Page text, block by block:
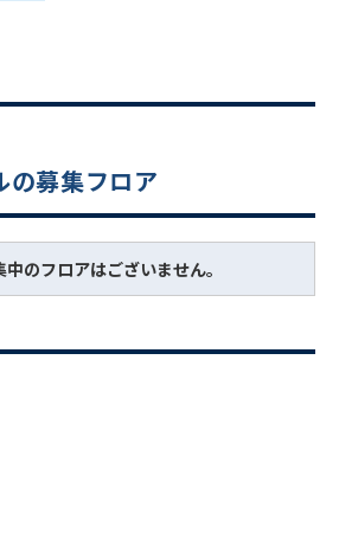
募集フロア
のフロアはございません。